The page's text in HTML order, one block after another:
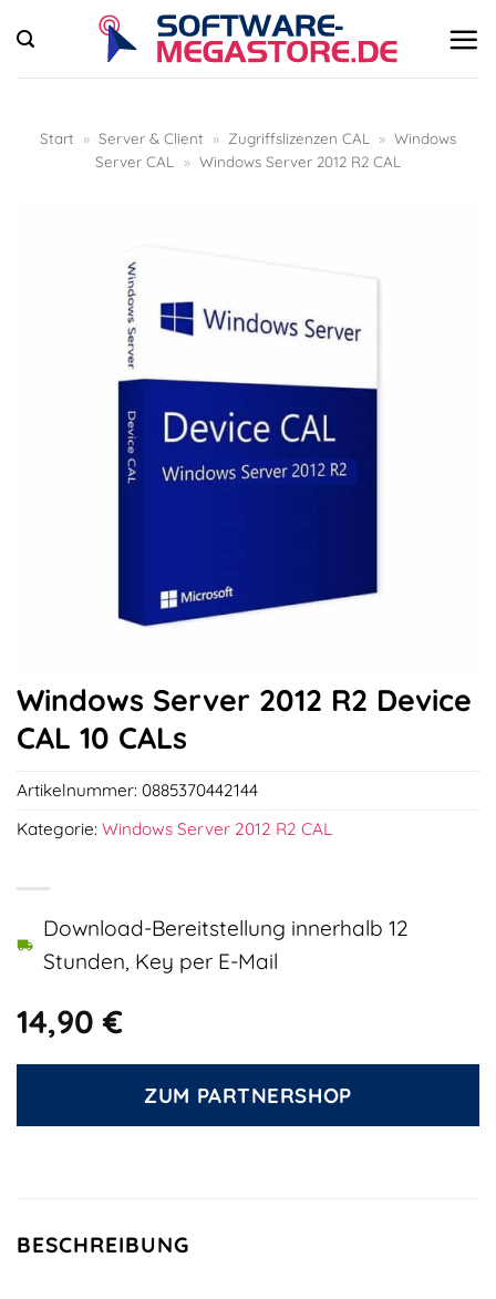
Inhalt
springen
Start » Server & Client » Zugriffslizenzen CAL » Windows
Server CAL
» Windows Server 2012 R2 CAL
Windows Server 2012 R2 Device
CAL 10 CALs
14,90€
Download-Bereitstellung innerhalb 12
Stunden, Key per E-Mail
ZUM PARTNERSHOP
Artikelnummer: 0885370442144
Kategorie: Windows Server 2012 R2 CAL
BESCHREIBUNG